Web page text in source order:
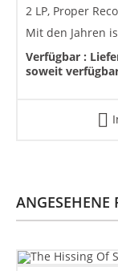
2 LP, Proper
Mit den Jahren
Verfügbar :
soweit
ANGESEHENE